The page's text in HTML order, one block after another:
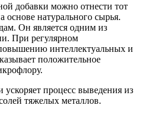
добавки можно отнести тот
основе натурального сырья.
Он является одним из
При регулярном
интеллектуальных и
положительное
процесс выведения из
тяжелых металлов.